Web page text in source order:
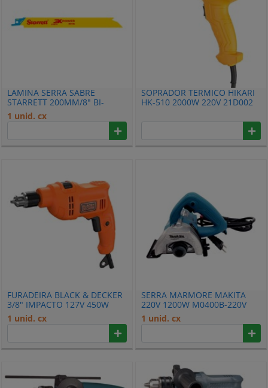
LAMINA SERRA SABRE
STARRETT 200MM/8" BI-
METAL 2 PECAS 18 DENTES
B818-2
1 unid. cx
SOPRADOR TERMICO HIKARI
HK-510 2000W 220V 21D002
FURADEIRA BLACK & DECKER
3/8" IMPACTO 127V 450W
BED710450-BR
1 unid. cx
SERRA MARMORE MAKITA
220V 1200W M0400B-220V
1 unid. cx